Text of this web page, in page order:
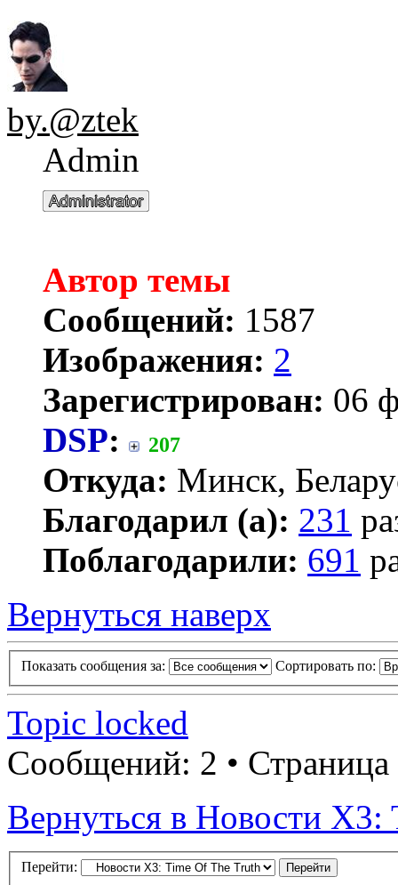
by.@ztek
Admin
Автор темы
Сообщений: 1587
Изображения: 2
Зарегистрирован: 06
DSP: 207
Откуда: Минск,
Благодарил (а): 231
Поблагодарили: 691
Вернуться наверх
Показать сообщения за: Сортировать по:
Topic locked
Сообщений: 2 • Страница
Вернуться в Новости
Перейти: